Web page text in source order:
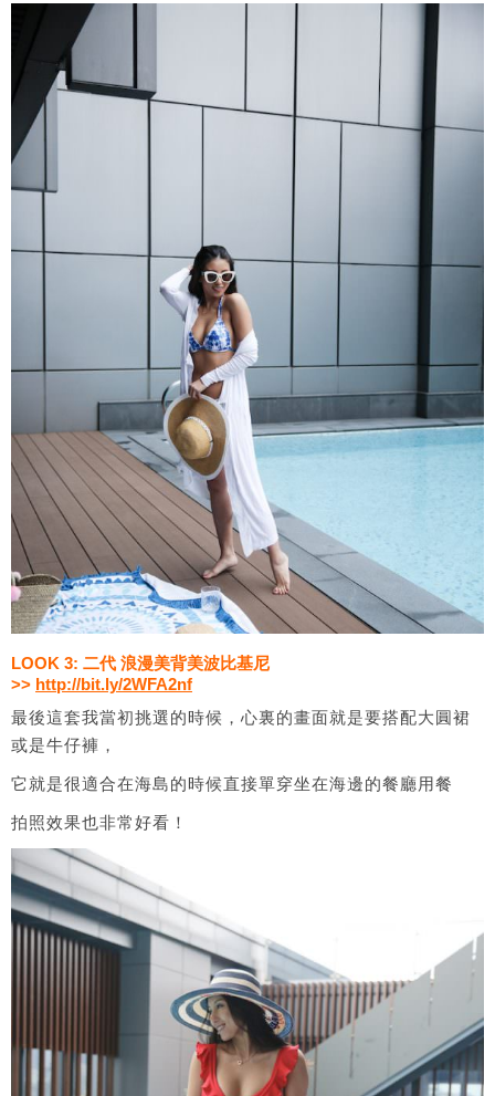
LOOK 3: 二代 浪漫美背美波比基尼
>> http://bit.ly/2WFA2nf
最後這套我當初挑選的時候，心裏的畫面就是要搭配大圓裙
或是牛仔褲，
它就是很適合在海島的時候直接單穿坐在海邊的餐廳用餐
拍照效果也非常好看！